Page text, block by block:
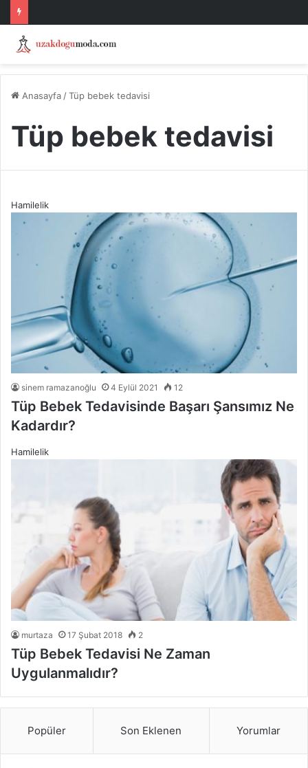
Anasayfa /Tüp bebek tedavisi
Tüp bebek tedavisi
Hamilelik
sinem ramazanoğlu 4 Eylül 2021 12
Tüp Bebek Tedavisinde Başarı Şansımız Ne
Kadardır?
Hamilelik
murtaza 17 Şubat 2018 2
Tüp Bebek Tedavisi Ne Zaman
Uygulanmalıdır?
Popüler Son Eklenen Yorumlar